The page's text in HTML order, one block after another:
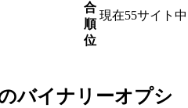
合
順
位
現在55サイト
バイナリーオプシ